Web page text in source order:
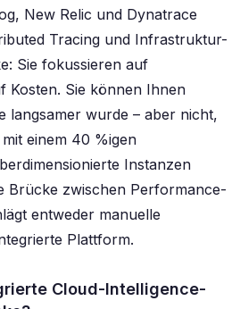
New Relic und Dynatrace
Tracing und Infrastruktur-
Sie fokussieren auf
Kosten. Sie können Ihnen
langsamer wurde – aber nicht,
einem 40 %igen
Instanzen
Brücke zwischen Performance-
entweder manuelle
Plattform.
Cloud-Intelligence-